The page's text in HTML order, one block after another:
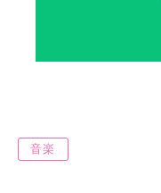
音楽